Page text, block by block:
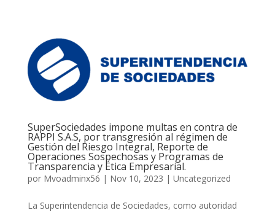
SuperSociedades impone multas en contra de
RAPPI S.A.S, por transgresión al régimen de
Gestión del Riesgo Integral, Reporte de
Operaciones Sospechosas y Programas de
Transparencia y Ética Empresarial.
por Mvoadminx56 | Nov 10, 2023 | Uncategorized
La Superintendencia de Sociedades, como autoridad